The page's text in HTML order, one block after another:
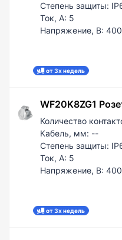
Степень защиты:
Ток, А: 5
Напряжение, В: 400
от 3х недель
WF20K8ZG1
Количество
Кабель, мм: --
Степень защиты:
Ток, А: 5
Напряжение, В: 400
от 3х недель